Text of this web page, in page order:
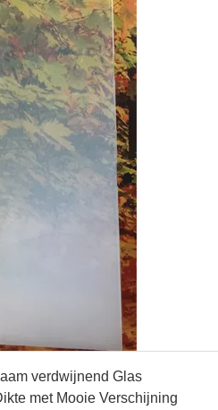
verdwijnend Glas
met Mooie Verschijning